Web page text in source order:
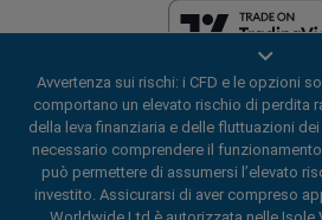
EF Worldwide Ltd è autorizzata nelle Isole
Commissione per i Servizi Finanziari
SIBA/L/20/1135). easyMarkets è un nome
Ltd, numero di registrazione: 2031075. Il
EF Worldwide Limited (parte del gruppo
presente sito web non è destinato ai
Avvertenza sui rischi: i CFD e le opzioni
comportano un elevato rischio di perdita
della leva finanziaria e delle fluttuazioni
necessario comprendere il
può permettere di assumersi l’elevato
investito. Assicurarsi di aver compreso